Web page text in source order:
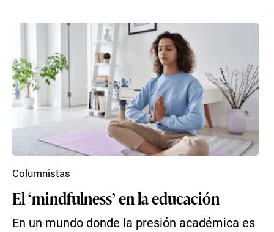
El ‘mindfulness’ en la educación
En un mundo donde la presión académica es
Columnistas